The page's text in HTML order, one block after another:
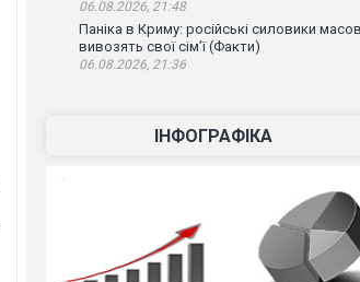
06.08.2026, 21:48
Паніка в Криму: російські силовики
вивозять свої сім’ї (Факти)
06.08.2026, 21:36
ІНФОГРАФІКА